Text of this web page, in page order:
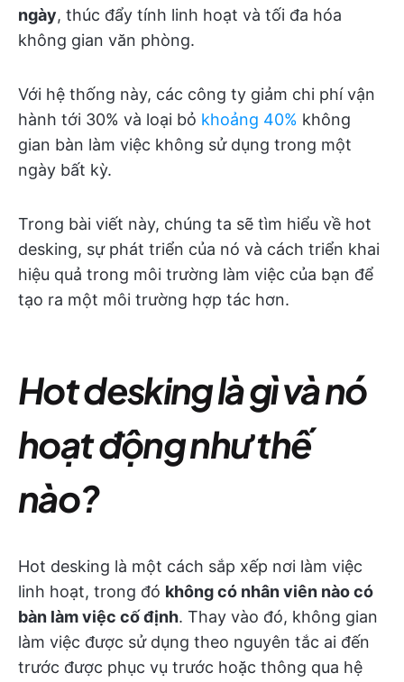
ngày, thúc đẩy tính linh hoạt và tối đa hóa
không gian văn phòng.
Với hệ thống này, các công ty giảm chi phí vận
hành tới 30% và loại bỏ khoảng 40% không
gian bàn làm việc không sử dụng trong một
ngày bất kỳ.
Trong bài viết này, chúng ta sẽ tìm hiểu về hot
desking, sự phát triển của nó và cách triển khai
hiệu quả trong môi trường làm việc của bạn để
tạo ra một môi trường hợp tác hơn.
Hot desking là gì và nó
hoạt động như thế
nào?
Hot desking là một cách sắp xếp nơi làm việc
linh hoạt, trong đó không có nhân viên nào có
bàn làm việc cố định. Thay vào đó, không gian
làm việc được sử dụng theo nguyên tắc ai đến
trước được phục vụ trước hoặc thông qua hệ